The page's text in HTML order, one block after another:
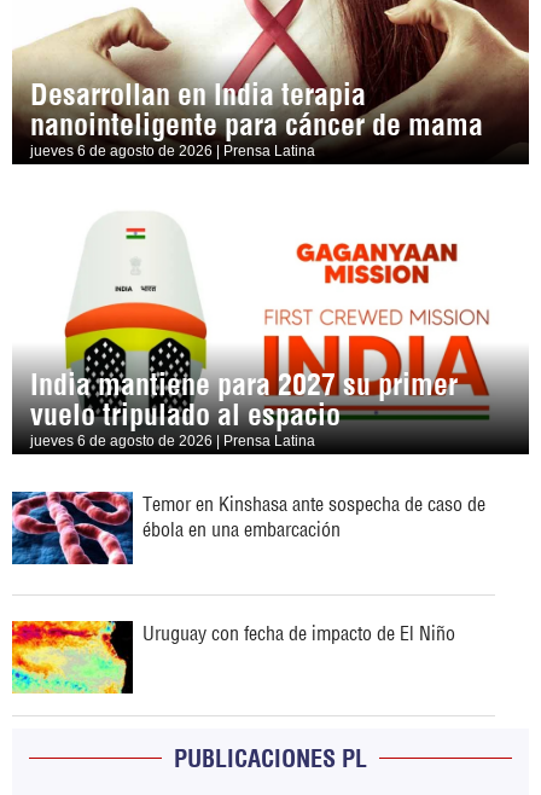
Desarrollan en India terapia
nanointeligente para cáncer de mama
jueves 6 de agosto de 2026 | Prensa Latina
India mantiene para 2027 su primer
vuelo tripulado al espacio
jueves 6 de agosto de 2026 | Prensa Latina
Temor en Kinshasa ante sospecha de caso de
ébola en una embarcación
Uruguay con fecha de impacto de El Niño
PUBLICACIONES PL